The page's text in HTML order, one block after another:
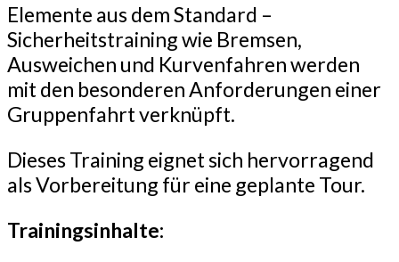
Elemente aus dem Standard –
Sicherheitstraining wie Bremsen,
Ausweichen und Kurvenfahren werden
mit den besonderen Anforderungen einer
Gruppenfahrt verknüpft.
Dieses Training eignet sich hervorragend
als Vorbereitung für eine geplante Tour.
Trainingsinhalte: